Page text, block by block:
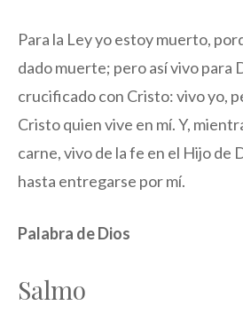
Para la Ley yo estoy muerto,
dado muerte; pero así vivo para
crucificado con Cristo: vivo yo,
Cristo quien vive en mí. Y,
carne, vivo de la fe en el Hijo de
hasta entregarse por mí.
Palabra de Dios
Salmo